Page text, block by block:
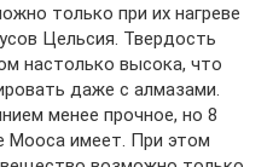
только при их нагреве
Цельсия. Твердость
настолько высока, что
даже с алмазами.
менее прочное, но 8
Мооса имеет. При этом